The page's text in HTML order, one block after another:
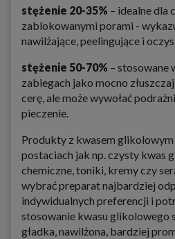
stężenie 20-35% – idealne dla
zablokowanymi porami -
nawilżające, peelingujące i
stężenie 50-70% – stosowane
zabiegach jako mocno
cerę, ale może wywołać
pieczenie.
Produkty z kwasem glikolowym
postaciach jak np. czysty kwas
chemiczne, toniki, kremy czy
wybrać preparat najbardziej
indywidualnych preferencji i
stosowanie kwasu glikolowego
gładka, nawilżona, bardziej